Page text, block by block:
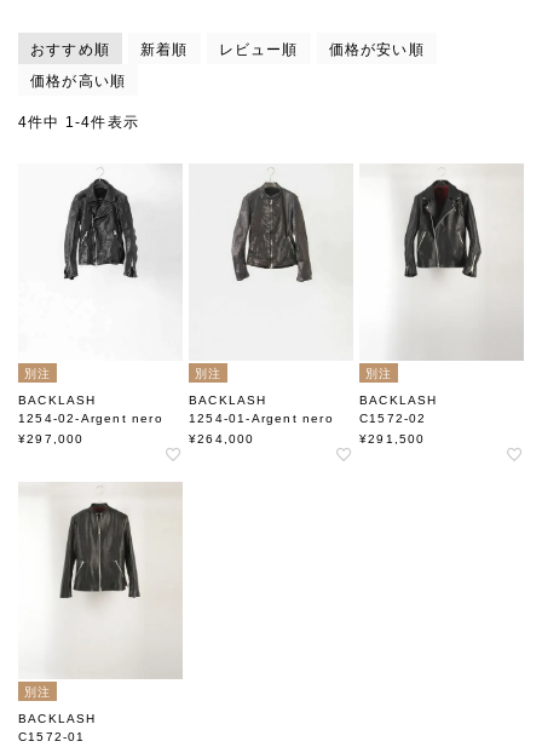
おすすめ順 新着順 レビュー順
価格が安い順
価格が高い順
4件中 1-4件表示
別注
BACKLASH
1254-02-Argent nero
イタリアンショルダー製品
¥297,000
別注
BACKLASH
1254-01-Argent nero
イタリアンショルダー製品
染めシングルライダース
¥264,000
別注
BACKLASH
C1572-02
別注オリーチェイタリアン
ショルダーダブルライダー
¥291,500
別注
BACKLASH
C1572-01